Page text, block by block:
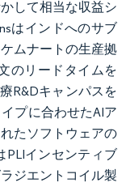
して相当な収益シ
はインドへのサブ
ムナートの生産拠
のリードタイムを
R&Dキャンパスを
プに合わせたAIア
たソフトウェアの
PLIインセンティブ
ジエントコイル製